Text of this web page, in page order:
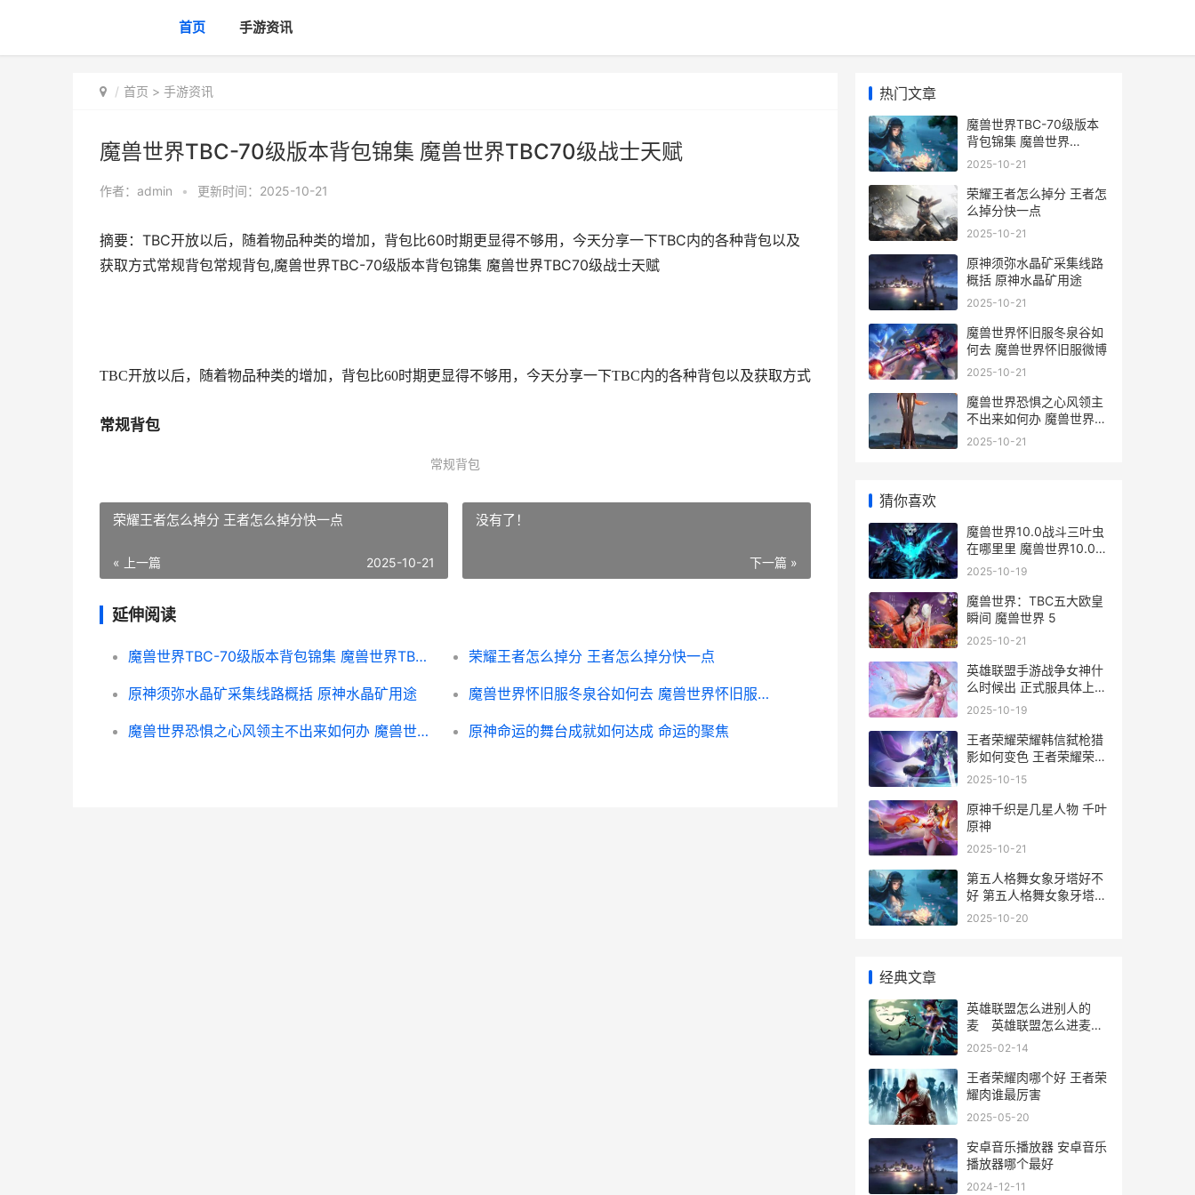
首页 手游资讯
首页 > 手游资讯
魔兽世界TBC-70级版本背包锦集 魔兽世界TBC70级战士天赋
作者： admin • 更新时间：2025-10-21
摘要：TBC开放以后，随着物品种类的增加，背包比60时期更显得不够用，今天分享一下TBC内的各种背包以及
获取方式常规背包常规背包,魔兽世界TBC-70级版本背包锦集 魔兽世界TBC70级战士天赋
TBC开放以后，随着物品种类的增加，背包比60时期更显得不够用，今天分享一下TBC内的各种背包以及获取方式
常规背包
常规背包
荣耀王者怎么掉分 王者怎么掉分快一点
« 上一篇 2025-10-21
没有了！
下一篇 »
延伸阅读
魔兽世界TBC-70级版本背包锦集 魔兽世界TBC70级战士天赋 荣耀王者怎么掉分 王者怎么掉分快一点
原神须弥水晶矿采集线路概括 原神水晶矿用途 魔兽世界怀旧服冬泉谷如何去 魔兽世界怀旧服微博
魔兽世界恐惧之心风领主不出来如何办 魔兽世界恐惧之龙套装 原神命运的舞台成就如何达成 命运的聚焦
热门文章
魔兽世界TBC-70级版本
背包锦集 魔兽世界
TBC70级战士天赋
2025-10-21
荣耀王者怎么掉分 王者怎
么掉分快一点
2025-10-21
原神须弥水晶矿采集线路
概括 原神水晶矿用途
2025-10-21
魔兽世界怀旧服冬泉谷如
何去 魔兽世界怀旧服微博
2025-10-21
魔兽世界恐惧之心风领主
不出来如何办 魔兽世界恐
惧之龙套装
2025-10-21
猜你喜欢
魔兽世界10.0战斗三叶虫
在哪里里 魔兽世界10.0战
士饰品
2025-10-19
魔兽世界：TBC五大欧皇
瞬间 魔兽世界 5
2025-10-21
英雄联盟手游战争女神什
么时候出 正式服具体上线
时间介绍
2025-10-19
王者荣耀荣耀韩信弑枪猎
影如何变色 王者荣耀荣耀
韩信所有皮肤
2025-10-15
原神千织是几星人物 千叶
原神
2025-10-21
第五人格舞女象牙塔好不
好 第五人格舞女象牙塔会
返场吗
2025-10-20
经典文章
英雄联盟怎么进别人的
麦 英雄联盟怎么进麦克
风
2025-02-14
王者荣耀肉哪个好 王者荣
耀肉谁最厉害
2025-05-20
安卓音乐播放器 安卓音乐
播放器哪个最好
2024-12-11